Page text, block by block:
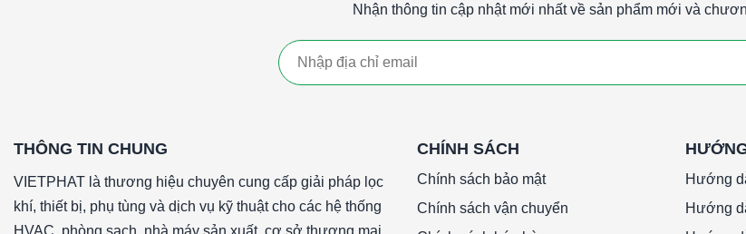
Nhận thông tin cập nhật mới nhất về sản phẩm mới và
THÔNG TIN CHUNG
VIETPHAT là thương hiệu chuyên cung cấp giải pháp lọc
khí, thiết bị, phụ tùng và dịch vụ kỹ thuật cho các hệ thống
HVAC, phòng sạch, nhà máy sản xuất, cơ sở thương mại
CHÍNH SÁCH
Chính sách bảo mật
Chính sách vận chuyển
Hướng
Hướng